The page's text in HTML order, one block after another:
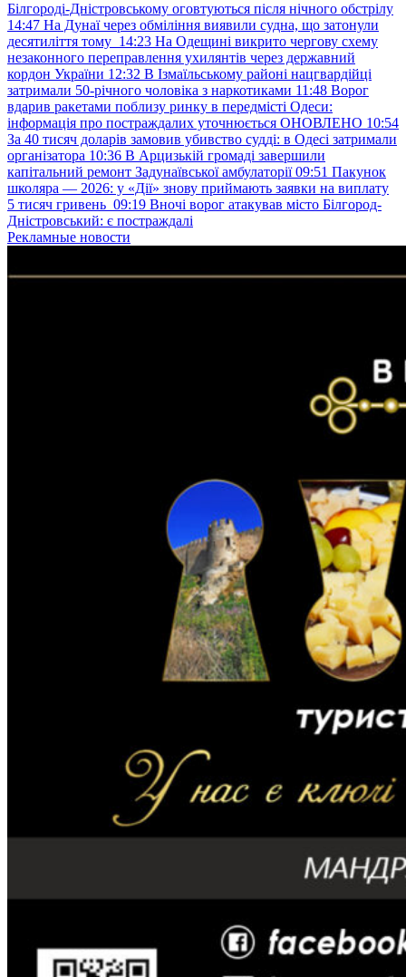
Білгороді-Дністровському оговтуються після нічного обстрілу
14:47 На Дунаї через обміління виявили судна, що затонули
десятиліття тому 14:23 На Одещині викрито чергову схему
незаконного переправлення ухилянтів через державний
кордон України 12:32 В Ізмаїльському районі нацгвардійці
затримали 50-річного чоловіка з наркотиками 11:48 Ворог
вдарив ракетами поблизу ринку в передмісті Одеси:
інформація про постраждалих уточнюється ОНОВЛЕНО 10:54
За 40 тисяч доларів замовив убивство судді: в Одесі затримали
організатора 10:36 В Арцизькій громаді завершили
капітальний ремонт Задунаївської амбулаторії 09:51 Пакунок
школяра — 2026: у «Дії» знову приймають заявки на виплату
5 тисяч гривень 09:19 Вночі ворог атакував місто Білгород-
Дністровський: є постраждалі
Рекламные новости